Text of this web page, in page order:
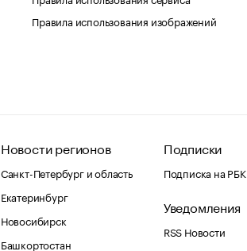
Правила использования изображений
Новости регионов
Санкт-Петербург и область
Екатеринбург
Новосибирск
Башкортостан
Подписки
Подписка на РБК
Уведомления
RSS Новости